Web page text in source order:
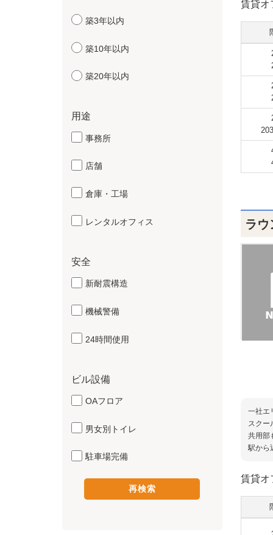
賃貸
ラウ
一社エ
スクー
共用部
駅から
賃貸
築3年以内
築10年以内
築20年以内
用途
事務所
店舗
倉庫・工場
レンタルオフィス
安全
新耐震構造
機械警備
24時間使用
ビル設備
OAフロア
男女別トイレ
駐車場完備